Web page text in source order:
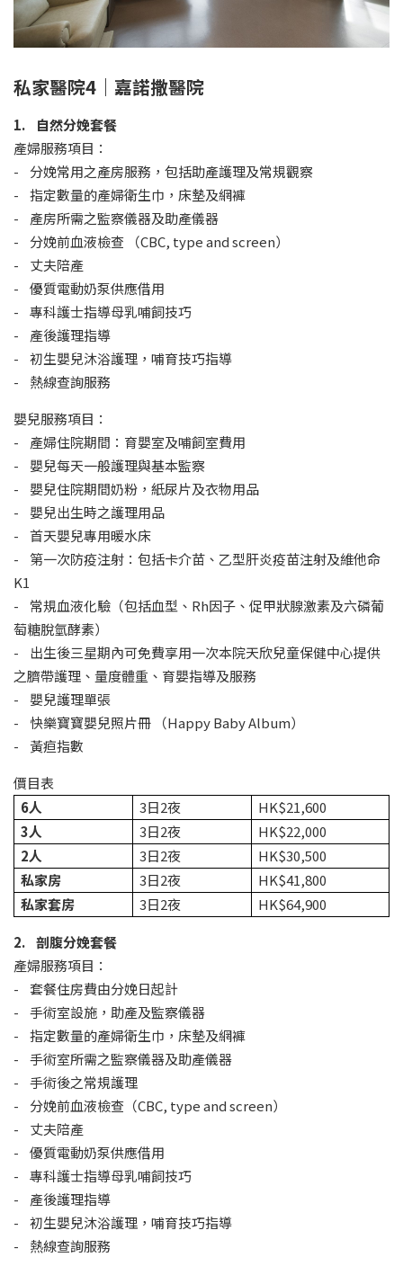
私家醫院4｜嘉諾撒醫院
1. 自然分娩套餐
產婦服務項目：
- 分娩常用之產房服務，包括助產護理及常規觀察
- 指定數量的產婦衛生巾，床墊及網褲
- 產房所需之監察儀器及助產儀器
- 分娩前血液檢查 （CBC, type and screen）
- 丈夫陪產
- 優質電動奶泵供應借用
- 專科護士指導母乳哺飼技巧
- 產後護理指導
- 初生嬰兒沐浴護理，哺育技巧指導
- 熱線查詢服務
嬰兒服務項目：
- 產婦住院期間：育嬰室及哺飼室費用
- 嬰兒每天一般護理與基本監察
- 嬰兒住院期間奶粉，紙尿片及衣物用品
- 嬰兒出生時之護理用品
- 首天嬰兒專用暖水床
- 第一次防疫注射：包括卡介苗、乙型肝炎疫苗注射及維他命
K1
- 常規血液化驗（包括血型、Rh因子、促甲狀腺激素及六磷葡
萄糖脫氫酵素）
- 出生後三星期內可免費享用一次本院天欣兒童保健中心提供
之臍帶護理、量度體重、育嬰指導及服務
- 嬰兒護理單張
- 快樂寶寶嬰兒照片冊 （Happy Baby Album）
- 黃疸指數
價目表
6人 3日2夜
HK$21,600
3人 3日2夜
HK$22,000
2人 3日2夜
HK$30,500
私家房
3日2夜
HK$41,800
私家套房
3日2夜
HK$64,900
2. 剖腹分娩套餐
產婦服務項目：
- 套餐住房費由分娩日起計
- 手術室設施，助產及監察儀器
- 指定數量的產婦衛生巾，床墊及網褲
- 手術室所需之監察儀器及助產儀器
- 手術後之常規護理
- 分娩前血液檢查（CBC, type and screen）
- 丈夫陪產
- 優質電動奶泵供應借用
- 專科護士指導母乳哺飼技巧
- 產後護理指導
- 初生嬰兒沐浴護理，哺育技巧指導
- 熱線查詢服務